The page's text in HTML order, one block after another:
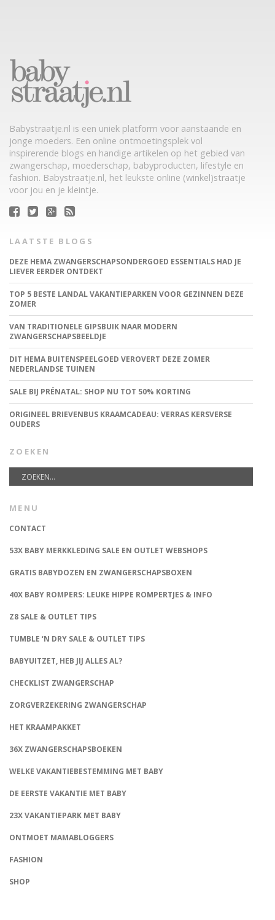
Babystraatje.nl is een uniek platform voor aanstaande en
jonge moeders. Een online ontmoetingsplek vol
inspirerende blogs en handige artikelen op het gebied van
zwangerschap, moederschap, babyproducten, lifestyle en
fashion. Babystraatje.nl, het leukste online (winkel)straatje
voor jou en je kleintje.
LAATSTE BLOGS
DEZE HEMA ZWANGERSCHAPSONDERGOED ESSENTIALS HAD JE
LIEVER EERDER ONTDEKT
TOP 5 BESTE LANDAL VAKANTIEPARKEN VOOR GEZINNEN DEZE
ZOMER
VAN TRADITIONELE GIPSBUIK NAAR MODERN
ZWANGERSCHAPSBEELDJE
DIT HEMA BUITENSPEELGOED VEROVERT DEZE ZOMER
NEDERLANDSE TUINEN
SALE BIJ PRÉNATAL: SHOP NU TOT 50% KORTING
ORIGINEEL BRIEVENBUS KRAAMCADEAU: VERRAS KERSVERSE
OUDERS
ZOEKEN
MENU
CONTACT
53X BABY MERKKLEDING SALE EN OUTLET WEBSHOPS
GRATIS BABYDOZEN EN ZWANGERSCHAPSBOXEN
40X BABY ROMPERS: LEUKE HIPPE ROMPERTJES & INFO
Z8 SALE & OUTLET TIPS
TUMBLE ‘N DRY SALE & OUTLET TIPS
BABYUITZET, HEB JIJ ALLES AL?
CHECKLIST ZWANGERSCHAP
ZORGVERZEKERING ZWANGERSCHAP
HET KRAAMPAKKET
36X ZWANGERSCHAPSBOEKEN
WELKE VAKANTIEBESTEMMING MET BABY
DE EERSTE VAKANTIE MET BABY
23X VAKANTIEPARK MET BABY
ONTMOET MAMABLOGGERS
FASHION
SHOP